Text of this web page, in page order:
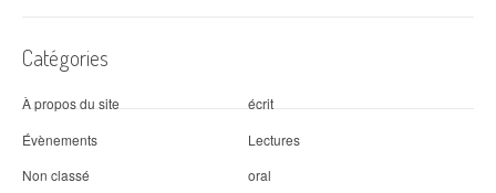
Catégories
À propos du site
écrit
Évènements
Lectures
Non classé
oral